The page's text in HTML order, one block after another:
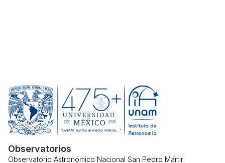
Observatorios
Observatorio Astronómico Nacional San Pedro Mártir